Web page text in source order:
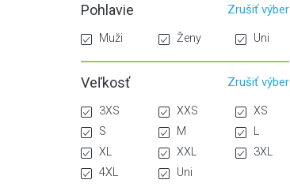
Pohlavie Zrušiť výber
Muži Ženy Uni
Veľkosť Zrušiť výber
3XS XXS
XS
S
M
L
XL
XXL
3XL
4XL
Uni